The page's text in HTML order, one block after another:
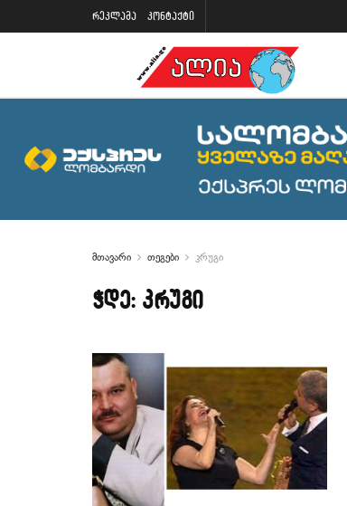
რეკლამა კონტაქტი
მთავარი თეგები კრუგი
ჭდე: კრუგი